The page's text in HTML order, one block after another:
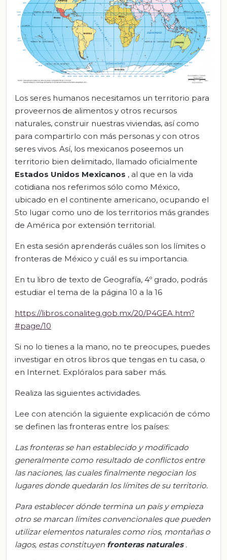
Los seres humanos necesitamos un territorio para
proveernos de alimentos y otros recursos
naturales, construir nuestras viviendas, así como
para compartirlo con más personas y con otros
seres vivos. Así, los mexicanos poseemos un
territorio bien delimitado, llamado oficialmente
Estados Unidos Mexicanos , al que en la vida
cotidiana nos referimos sólo como México,
ubicado en el continente americano, ocupando el
5to lugar como uno de los territorios más grandes
de América por extensión territorial.
En esta sesión aprenderás cuáles son los límites o
fronteras de México y cuál es su importancia.
En tu libro de texto de Geografía, 4º grado, podrás
estudiar el tema de la página 10 a la 16
https://libros.conaliteg.gob.mx/20/P4GEA.htm?
#page/10
Si no lo tienes a la mano, no te preocupes, puedes
investigar en otros libros que tengas en tu casa, o
en Internet. Explóralos para saber más.
Realiza las siguientes actividades.
Lee con atención la siguiente explicación de cómo
se definen las fronteras entre los países:
Las fronteras se han establecido y modificado
generalmente como resultado de conflictos entre
las naciones, las cuales finalmente negocian los
lugares donde quedarán los límites de su territorio.
Para establecer dónde termina un país y empieza
otro se marcan límites convencionales que pueden
utilizar elementos naturales como ríos, montañas o
lagos, estas constituyen fronteras naturales .